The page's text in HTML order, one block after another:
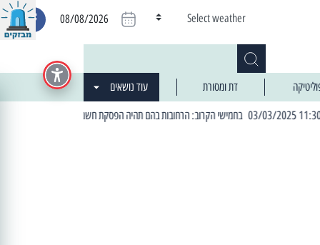
Select weather
08/08/2026
דת ומסורת עוד נושאים